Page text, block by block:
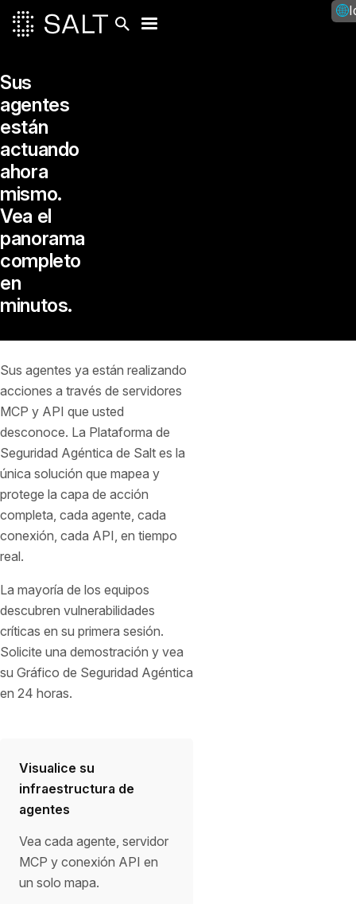
Sus
agentes
están
actuando
ahora
mismo.
Vea el
panorama
completo
en
minutos.
Sus agentes ya están realizando
acciones a través de servidores
MCP y API que usted
desconoce. La Plataforma de
Seguridad Agéntica de Salt es la
única solución que mapea y
protege la capa de acción
completa, cada agente, cada
conexión, cada API, en tiempo
real.
La mayoría de los equipos
descubren vulnerabilidades
críticas en su primera sesión.
Solicite una demostración y vea
su Gráfico de Seguridad Agéntica
en 24 horas.
Visualice su
infraestructura de
agentes
Vea cada agente, servidor
MCP y conexión API en
un solo mapa.